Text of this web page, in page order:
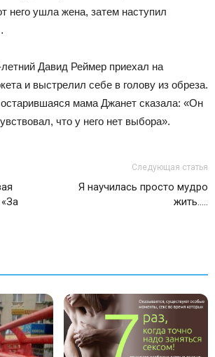
него ушла жена, затем наступил
Давид Реймер приехал на
и выстрелил себе в голову из обреза.
мама Джанет сказала: «Он
что у него нет выбора».
Следующая статья
Я научилась просто мудро
жить…..